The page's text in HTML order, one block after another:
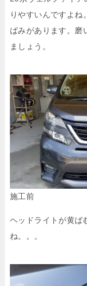
りやすいんですよね
ばみがあります。磨
ましょう。
施工前
ヘッドライトが黄ば
ね。。。